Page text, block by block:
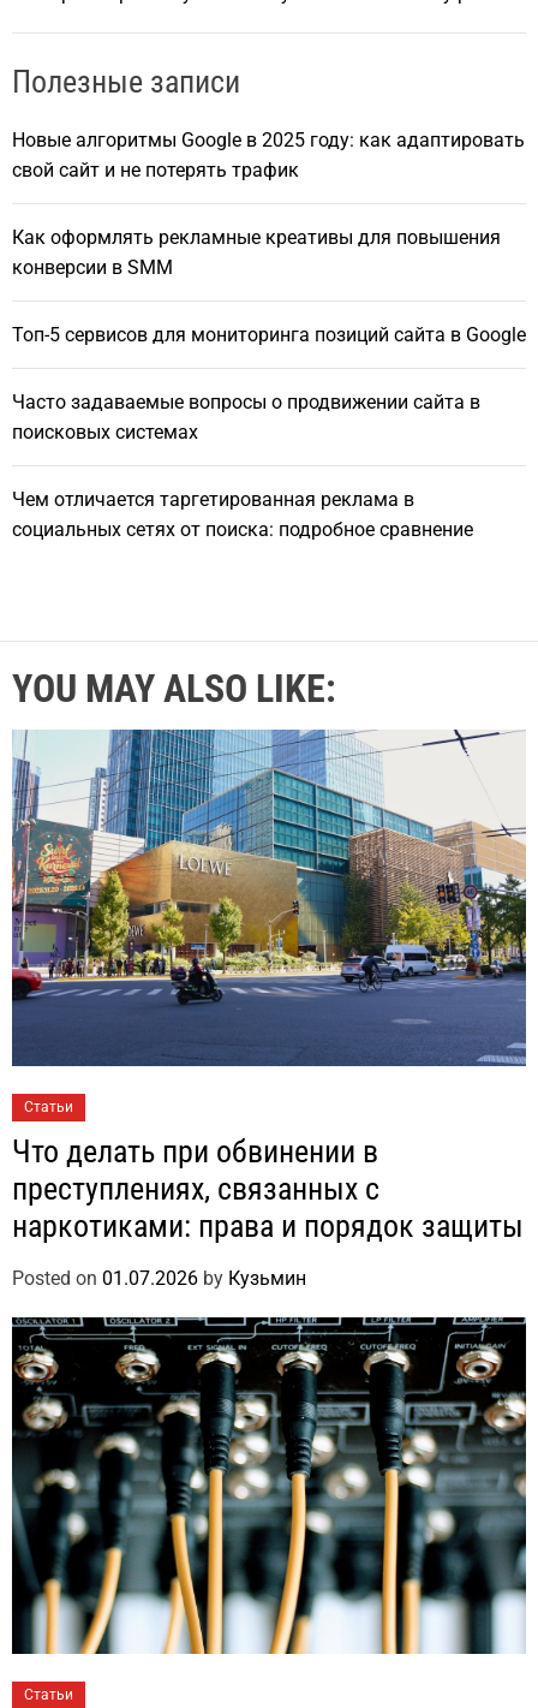
Полезные записи
Новые алгоритмы Google в 2025 году: как адаптировать
свой сайт и не потерять трафик
Как оформлять рекламные креативы для повышения
конверсии в SMM
Топ-5 сервисов для мониторинга позиций сайта в Google
Часто задаваемые вопросы о продвижении сайта в
поисковых системах
Чем отличается таргетированная реклама в
социальных сетях от поиска: подробное сравнение
YOU MAY ALSO LIKE:
Статьи
Что делать при обвинении в
преступлениях, связанных с
наркотиками: права и порядок защиты
Posted on 01.07.2026 by Кузьмин
Статьи